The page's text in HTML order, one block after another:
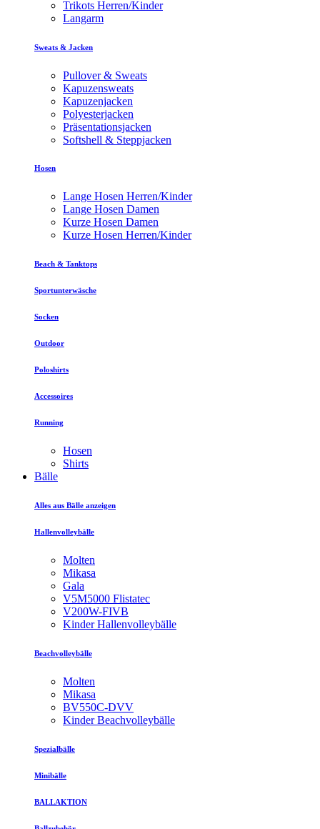
Trikots Herren/Kinder
Langarm
Sweats & Jacken
Pullover & Sweats
Kapuzensweats
Kapuzenjacken
Polyesterjacken
Präsentationsjacken
Softshell & Steppjacken
Hosen
Lange Hosen Herren/Kinder
Lange Hosen Damen
Kurze Hosen Damen
Kurze Hosen Herren/Kinder
Beach & Tanktops
Sportunterwäsche
Socken
Outdoor
Poloshirts
Accessoires
Running
Hosen
Shirts
Bälle
Alles aus Bälle anzeigen
Hallenvolleybälle
Molten
Mikasa
Gala
V5M5000 Flistatec
V200W-FIVB
Kinder Hallenvolleybälle
Beachvolleybälle
Molten
Mikasa
BV550C-DVV
Kinder Beachvolleybälle
Spezialbälle
Minibälle
BALLAKTION